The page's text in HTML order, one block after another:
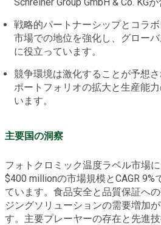
Schreiner Group GmbH & Co. KGが
戦略的パートナーシップとコラ
市場での地位を強化し、グロー
に役立っています。
競争環境は激化することが予想
ポートフォリオの拡大と生産能
います。
主要国の洞察
フォトクロミック温度ラベル市場
$400 millionの市場規模とCAGR 9%
ています。食品安全と品質保証へ
ジングソリューションの需要増加
す。主要プレーヤーの存在と先進